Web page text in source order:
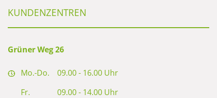
KUNDENZENTREN
Grüner Weg 26
Mo.-Do. 09.00 - 16.00 Uhr
Fr.
09.00 - 14.00 Uhr